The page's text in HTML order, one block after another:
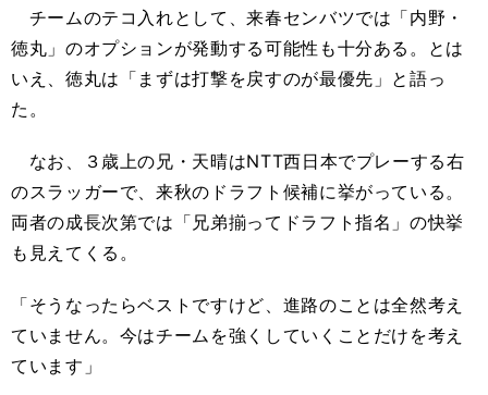
チームのテコ入れとして、来春センバツでは「内野・
徳丸」のオプションが発動する可能性も十分ある。とは
いえ、徳丸は「まずは打撃を戻すのが最優先」と語っ
た。
なお、３歳上の兄・天晴はNTT西日本でプレーする右
のスラッガーで、来秋のドラフト候補に挙がっている。
両者の成長次第では「兄弟揃ってドラフト指名」の快挙
も見えてくる。
「そうなったらベストですけど、進路のことは全然考え
ていません。今はチームを強くしていくことだけを考え
ています」